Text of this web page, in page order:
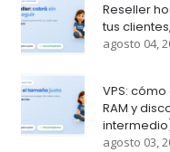
Reseller
tus
agosto 04,
VPS:
RAM y
agosto 03,